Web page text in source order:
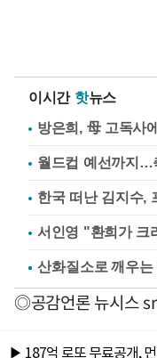
이시간 핫뉴스
방은희, 母 고독사
월드컵 예선까지…
한국 떠난 김지수,
서인영 "환희가 크
◎공감언론 뉴시스